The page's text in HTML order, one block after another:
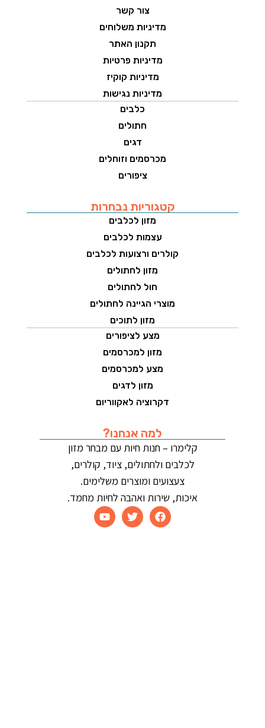
צור קשר
מדיניות משלוחים
תקנון האתר
מדיניות פרטיות
מדיניות קוקיז
מדיניות נגישות
כלבים
חתולים
דגים
מכרסמים וזוחלים
ציפורים
קטגוריות נבחרות
מזון לכלבים
עצמות לכלבים
קולרים ורצועות לכלבים
מזון לחתולים
חול לחתולים
מוצרי הגיינה לחתולים
מזון לתוכים
מצע לציפורים
מזון למכרסמים
מצע למכרסמים
מזון לדגים
דקרוציה לאקווריום
למה אנחנו?
קלימרו – חנות חיות עם מבחר מזון
לכלבים ולחתולים, ציוד, קולרים,
צעצועים ומוצרים משלימים.
איכות, שירות ואהבה לחיות מחמד.